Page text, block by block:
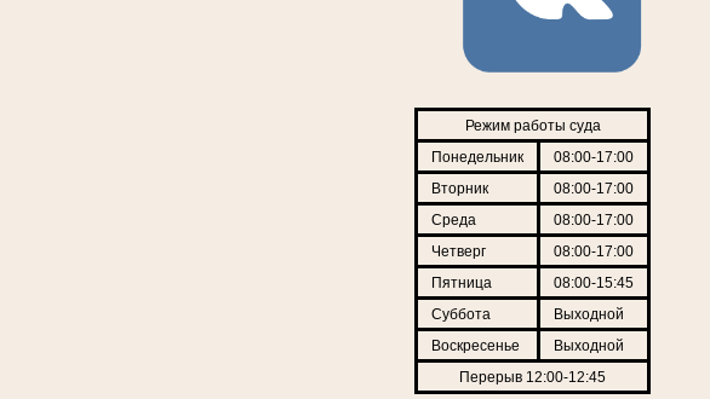
Режим работы суда
Понедельник
08:00-17:00
Вторник
08:00-17:00
Среда
08:00-17:00
Четверг
08:00-17:00
Пятница
08:00-15:45
Суббота
Выходной
Воскресенье
Выходной
Перерыв 12:00-12:45